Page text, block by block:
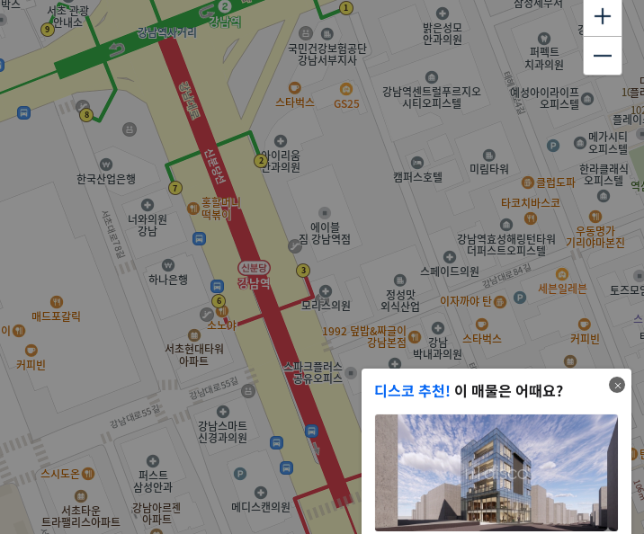
디스코 추천! 이 매물은 어때요?